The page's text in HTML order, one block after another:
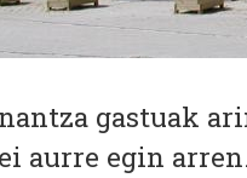
gastuak
aurre egin